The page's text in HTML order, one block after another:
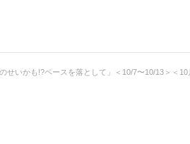
せいかも!?ペースを落として」＜10/7〜10/13＞＜10